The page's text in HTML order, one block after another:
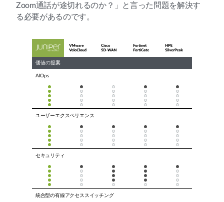
Zoom通話が途切れるのか？」と言った問題を解決す
る必要があるのです。
価値の提案
AIOps
ユーザーエクスペリエンス
セキュリティ
統合型の有線アクセススイッチング